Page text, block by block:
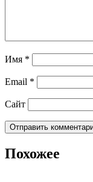
Имя *
Email *
Сайт
Похожее